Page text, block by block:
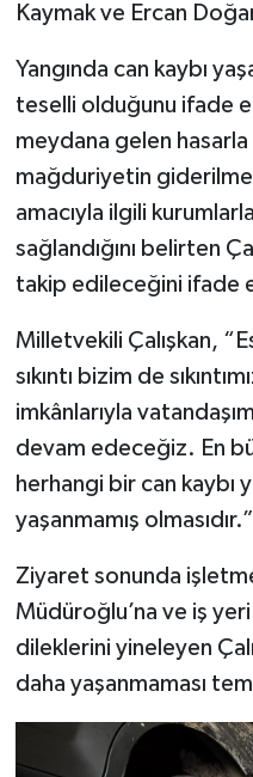
Kaymak ve Ercan
Yangında can kaybı
teselli olduğunu ifade
meydana gelen hasarla
mağduriyetin
amacıyla ilgili
sağlandığını belirten
takip edileceğini ifade
Milletvekili Çalışkan,
sıkıntı bizim de
imkânlarıyla
devam edeceğiz. En
herhangi bir can kaybı
yaşanmamış
Ziyaret sonunda
Müdüroğlu’na ve iş yeri
dileklerini yineleyen
daha yaşanmaması